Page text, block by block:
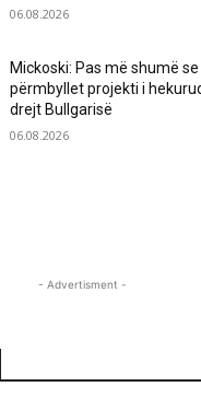
06.08.2026
Mickoski: Pas më shumë
përmbyllet projekti i
drejt Bullgarisë
06.08.2026
- Advertisment -